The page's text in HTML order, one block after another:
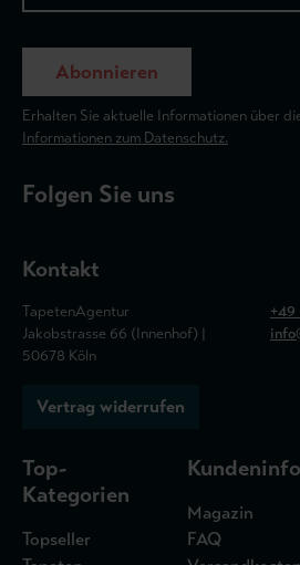
Abonnieren
Erhalten Sie aktuelle Informationen über
Informationen zum Datenschutz.
Folgen Sie uns
Kontakt
TapetenAgentur
Jakobstrasse 66 (Innenhof) |
50678 Köln
+49
Vertrag widerrufen
Top-
Kategorien
Topseller
Kundeninfo
Magazin
FAQ